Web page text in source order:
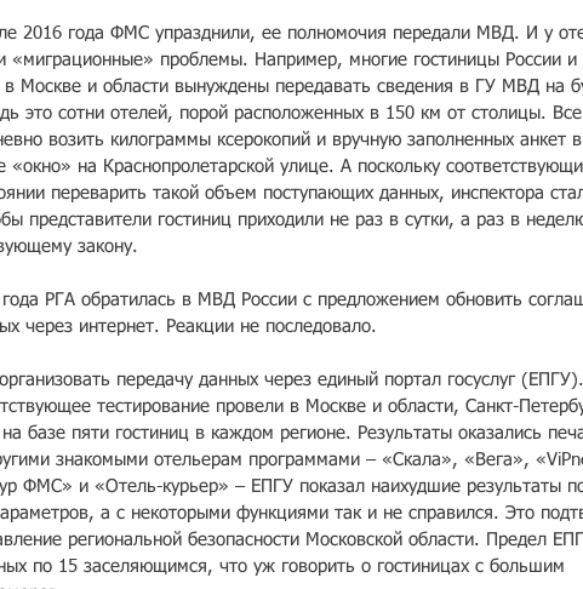
2016 года ФМС упразднили, ее полномочия передали МВД. И у
«миграционные» проблемы. Например, многие гостиницы России и
в Москве и области вынуждены передавать сведения в ГУ МВД на
это сотни отелей, порой расположенных в 150 км от столицы.
возить килограммы ксерокопий и вручную заполненных анкет
«окно» на Краснопролетарской улице. А поскольку
переварить такой объем поступающих данных, инспектора
представители гостиниц приходили не раз в сутки, а раз в
закону.
РГА обратилась в МВД России с предложением обновить
через интернет. Реакции не последовало.
передачу данных через единый портал госуслуг
тестирование провели в Москве и области, Санкт-
базе пяти гостиниц в каждом регионе. Результаты оказались
знакомыми отельерам программами – «Скала», «Вега»,
ФМС» и «Отель-курьер» – ЕПГУ показал наихудшие результаты
а с некоторыми функциями так и не справился. Это
региональной безопасности Московской области. Предел
по 15 заселяющимся, что уж говорить о гостиницах с большим